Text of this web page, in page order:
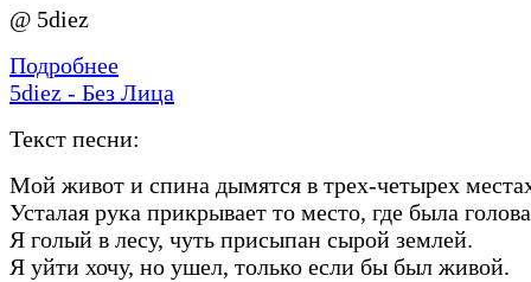
@ 5diez
Подробнее
5diez - Без Лица
Текст песни:
Мой живот и спина дымятся в трех-четырех
Усталая рука прикрывает то место, где была
Я голый в лесу, чуть присыпан сырой землей.
Я уйти хочу, но ушел, только если бы был живой.